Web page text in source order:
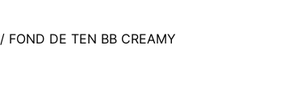
/ FOND DE TEN BB CREAMY